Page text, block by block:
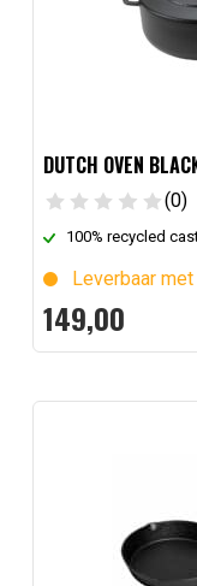
DUTCH OVEN
(0)
100% recycled
Leverbaar
149,00